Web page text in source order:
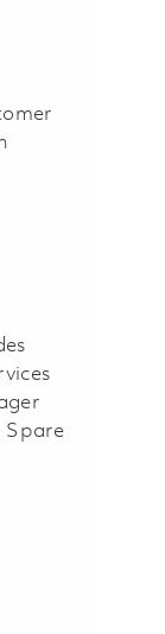
Spare